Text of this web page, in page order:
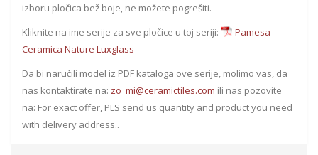
izboru pločica bež boje, ne možete pogrešiti.
Kliknite na ime serije za sve pločice u toj seriji:
Pamesa
Ceramica Nature Luxglass
Da bi naručili model iz PDF kataloga ove serije, molimo vas, da
nas kontaktirate na: zo_mi@ceramictiles.com ili nas pozovite
na: For exact offer, PLS send us quantity and product you need
with delivery address..